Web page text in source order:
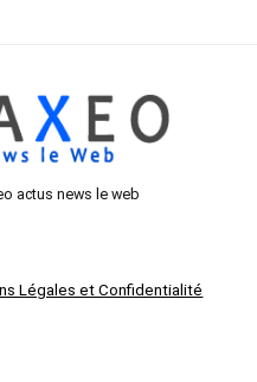
actus news le web
Légales et Confidentialité